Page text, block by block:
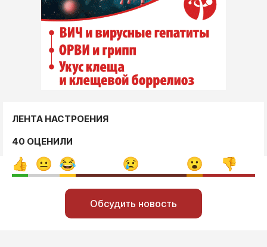
ЛЕНТА НАСТРОЕНИЯ
40 ОЦЕНИЛИ
Обсудить новость